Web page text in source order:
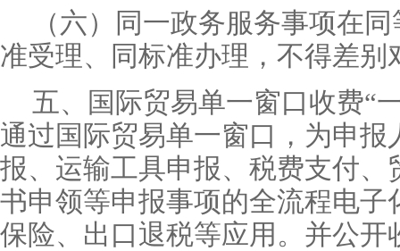
（六）同一政务服务事项在
准受理、同标准办理，不得差别
五、国际贸易单一窗口收费“
通过国际贸易单一窗口，为申报
报、运输工具申报、税费支付、
书申领等申报事项的全流程电子
保险、出口退税等应用。并公开